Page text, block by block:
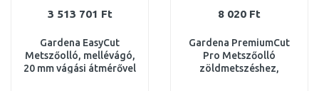
3 513 701 Ft
Gardena EasyCut
Metszőolló, mellévágó,
20 mm vágási átmérővel
8 020 Ft
Gardena PremiumCut
Pro Metszőolló
zöldmetszéshez,